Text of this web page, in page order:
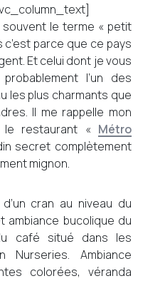
souvent le terme « petit
c’est parce que ce pays
Et celui dont je vous
l’un des
les plus charmants que
Il me rappelle mon
restaurant « Métro
secret complètement
mignon.
cran au niveau du
bucolique du
café situé dans les
Nurseries. Ambiance
colorées, véranda